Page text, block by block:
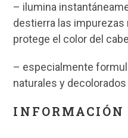
– ilumina
destierra las
protege el color del
– especialmente
naturales y decolorados